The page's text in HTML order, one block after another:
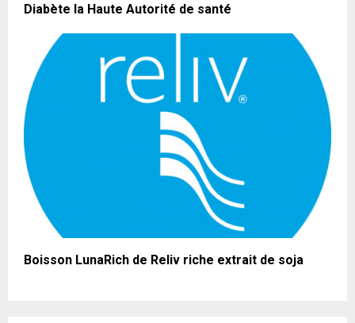
Diabète la Haute Autorité de santé
Boisson LunaRich de Reliv riche extrait de soja